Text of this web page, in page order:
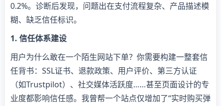
0.2%。诊断后发现，问题出在支付流程复杂、产品描述模
糊、缺乏信任标识。
​1. 信任体系建设​
用户为什么敢在一个陌生网站下单？你需要构建一整套信
任背书：SSL证书、退款政策、用户评价、第三方认证
（如Trustpilot）、社交媒体活跃度……甚至页面设计的专
业度都影响信任感。我曾帮一个站点仅增加了“实时购买弹